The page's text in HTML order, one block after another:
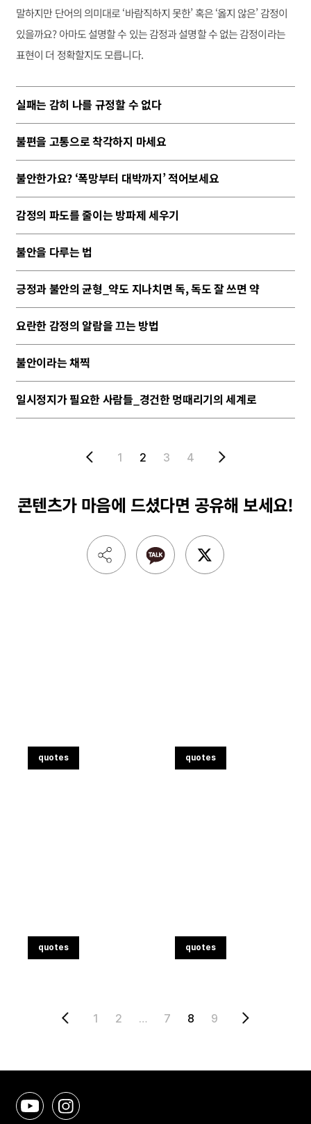
말하지만 단어의 의미대로 ‘바람직하지 못한’ 혹은 ‘옳지 않은’ 감정이
있을까요? 아마도 설명할 수 있는 감정과 설명할 수 없는 감정이라는
표현이 더 정확할지도 모릅니다.
실패는 감히 나를 규정할 수 없다
불편을 고통으로 착각하지 마세요
불안한가요? ‘폭망부터 대박까지’ 적어보세요
감정의 파도를 줄이는 방파제 세우기
불안을 다루는 법
긍정과 불안의 균형_약도 지나치면 독, 독도 잘 쓰면 약
요란한 감정의 알람을 끄는 방법
불안이라는 채찍
일시정지가 필요한 사람들_경건한 멍때리기의 세계로
1 2 3 4
콘텐츠가 마음에 드셨다면 공유해 보세요!
quotes quotes
quotes quotes
1 2 … 7 8 9